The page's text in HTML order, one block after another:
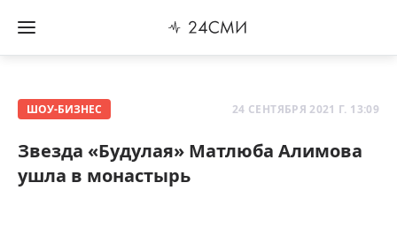
ШОУ-БИЗНЕС 24 СЕНТЯБРЯ 2021 Г. 13:09
Звезда «Будулая» Матлюба Алимова
ушла в монастырь